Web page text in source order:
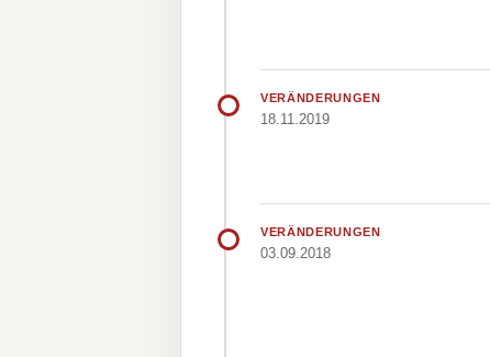
VERÄNDERUNGEN
18.11.2019
VERÄNDERUNGEN
03.09.2018